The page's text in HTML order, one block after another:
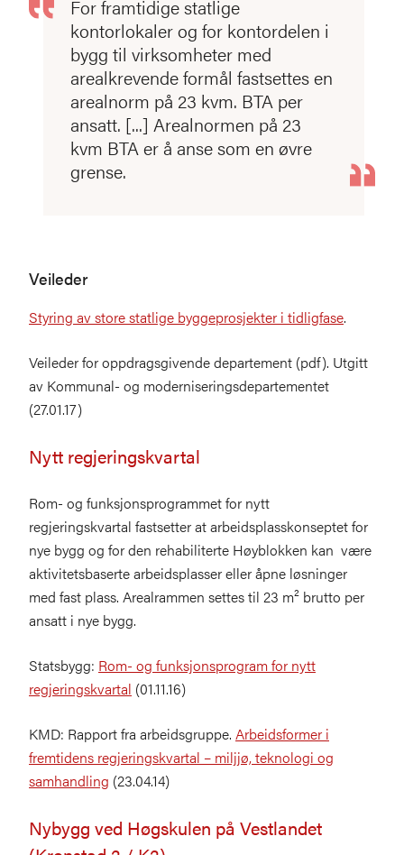
For framtidige statlige
kontorlokaler og for kontordelen i
bygg til virksomheter med
arealkrevende formål fastsettes en
arealnorm på 23 kvm. BTA per
ansatt. [...] Arealnormen på 23
kvm BTA er å anse som en øvre
grense.
Veileder
Styring av store statlige byggeprosjekter i tidligfase.
Veileder for oppdragsgivende departement (pdf). Utgitt
av Kommunal- og moderniseringsdepartementet
(27.01.17)
Nytt regjeringskvartal
Rom- og funksjonsprogrammet for nytt
regjeringskvartal fastsetter at arbeidsplasskonseptet for
nye bygg og for den rehabiliterte Høyblokken kan være
aktivitetsbaserte arbeidsplasser eller åpne løsninger
med fast plass. Arealrammen settes til 23 m² brutto per
ansatt i nye bygg.
Statsbygg: Rom- og funksjonsprogram for nytt
regjeringskvartal (01.11.16)
KMD: Rapport fra arbeidsgruppe. Arbeidsformer i
fremtidens regjeringskvartal – miljjø, teknologi og
samhandling (23.04.14)
Nybygg ved Høgskulen på Vestlandet